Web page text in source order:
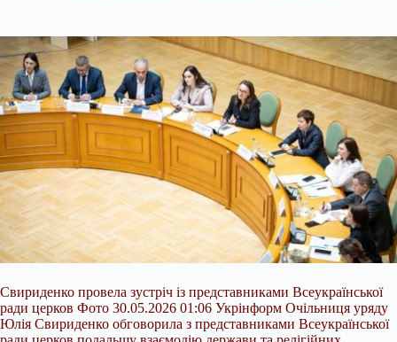
Свириденко провела зустріч із представниками Всеукраїнської
ради церков Фото 30.05.2026 01:06 Укрінформ Очільниця уряду
Юлія Свириденко обговорила з представниками Всеукраїнської